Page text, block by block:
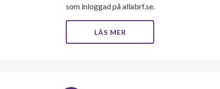
som inloggad på allabrf.se.
LÄS MER